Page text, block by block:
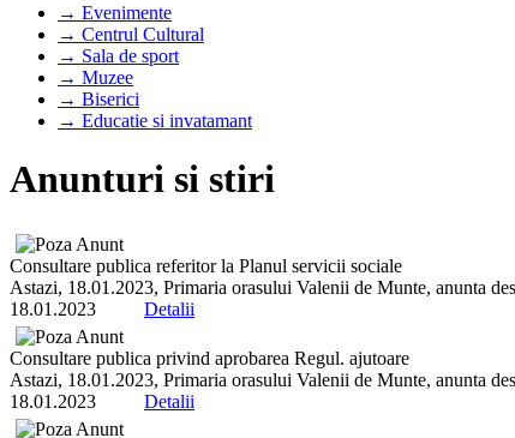
→ Evenimente
→ Centrul Cultural
→ Sala de sport
→ Muzee
→ Biserici
→ Educatie si invatamant
Anunturi si stiri
Consultare publica referitor la Planul servicii sociale
Astazi, 18.01.2023, Primaria orasului Valenii de Munte, anunta
18.01.2023 Detalii
Consultare publica privind aprobarea Regul. ajutoare
Astazi, 18.01.2023, Primaria orasului Valenii de Munte, anunta
18.01.2023 Detalii